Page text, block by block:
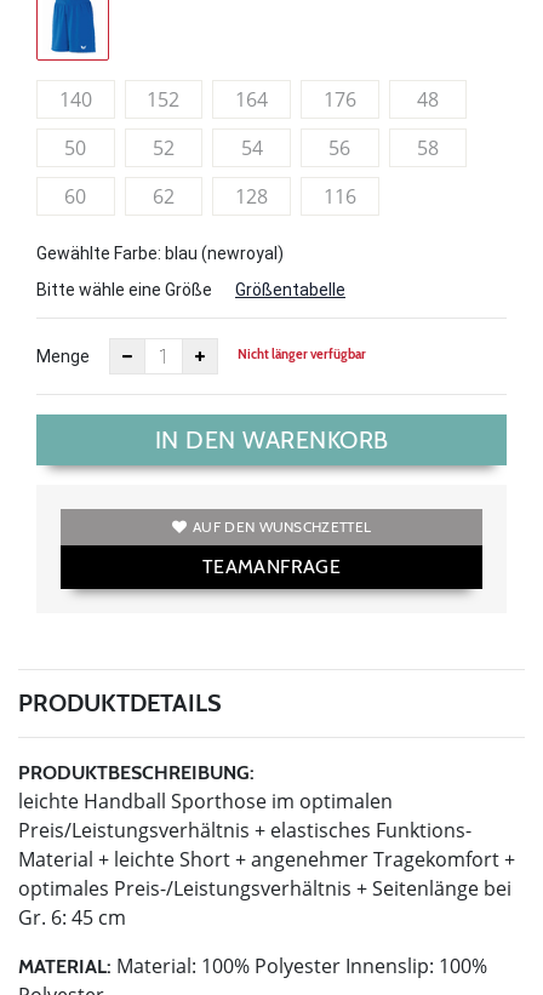
140 152 164 176
48
50
52 54 56
58
60
62 128 116
Gewählte Farbe: blau (newroyal)
Bitte wähle eine Größe
Größentabelle
Menge Nicht länger verfügbar
IN DEN WARENKORB
AUF DEN WUNSCHZETTEL
TEAMANFRAGE
PRODUKTDETAILS
PRODUKTBESCHREIBUNG:
leichte Handball Sporthose im optimalen
Preis/Leistungsverhältnis + elastisches Funktions-
Material + leichte Short + angenehmer Tragekomfort +
optimales Preis-/Leistungsverhältnis + Seitenlänge bei
Gr. 6: 45 cm
MATERIAL: Material: 100% Polyester Innenslip: 100%